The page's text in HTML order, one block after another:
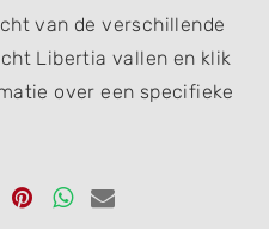
van de verschillende
Libertia vallen en klik
over een specifieke
DelenDelenDelen